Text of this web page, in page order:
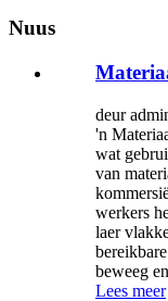
Nuus
deur
'n
wat
van
werkers
laer
beweeg
Lees meer